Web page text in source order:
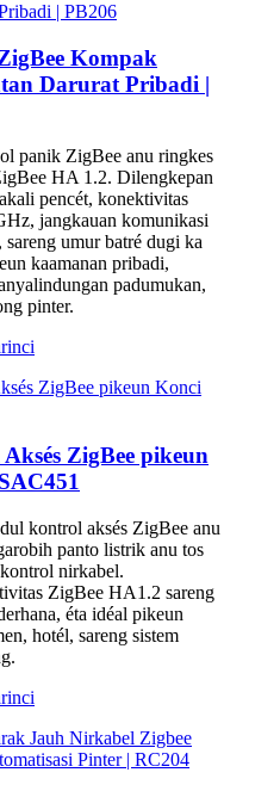
Kompak
Darurat Pribadi |
panik ZigBee anu ringkes
HA 1.2. Dilengkepan
pencét, konektivitas
jangkauan komunikasi
umur batré dugi ka
kaamanan pribadi,
padumukan,
pinter.
rinci
ZigBee pikeun
kontrol aksés ZigBee anu
panto listrik anu tos
nirkabel.
ZigBee HA1.2 sareng
éta idéal pikeun
hotél, sareng sistem
rinci